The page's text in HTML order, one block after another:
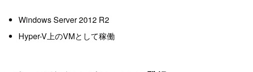
Windows Server 2012 R2
Hyper-V上のVMとして稼働